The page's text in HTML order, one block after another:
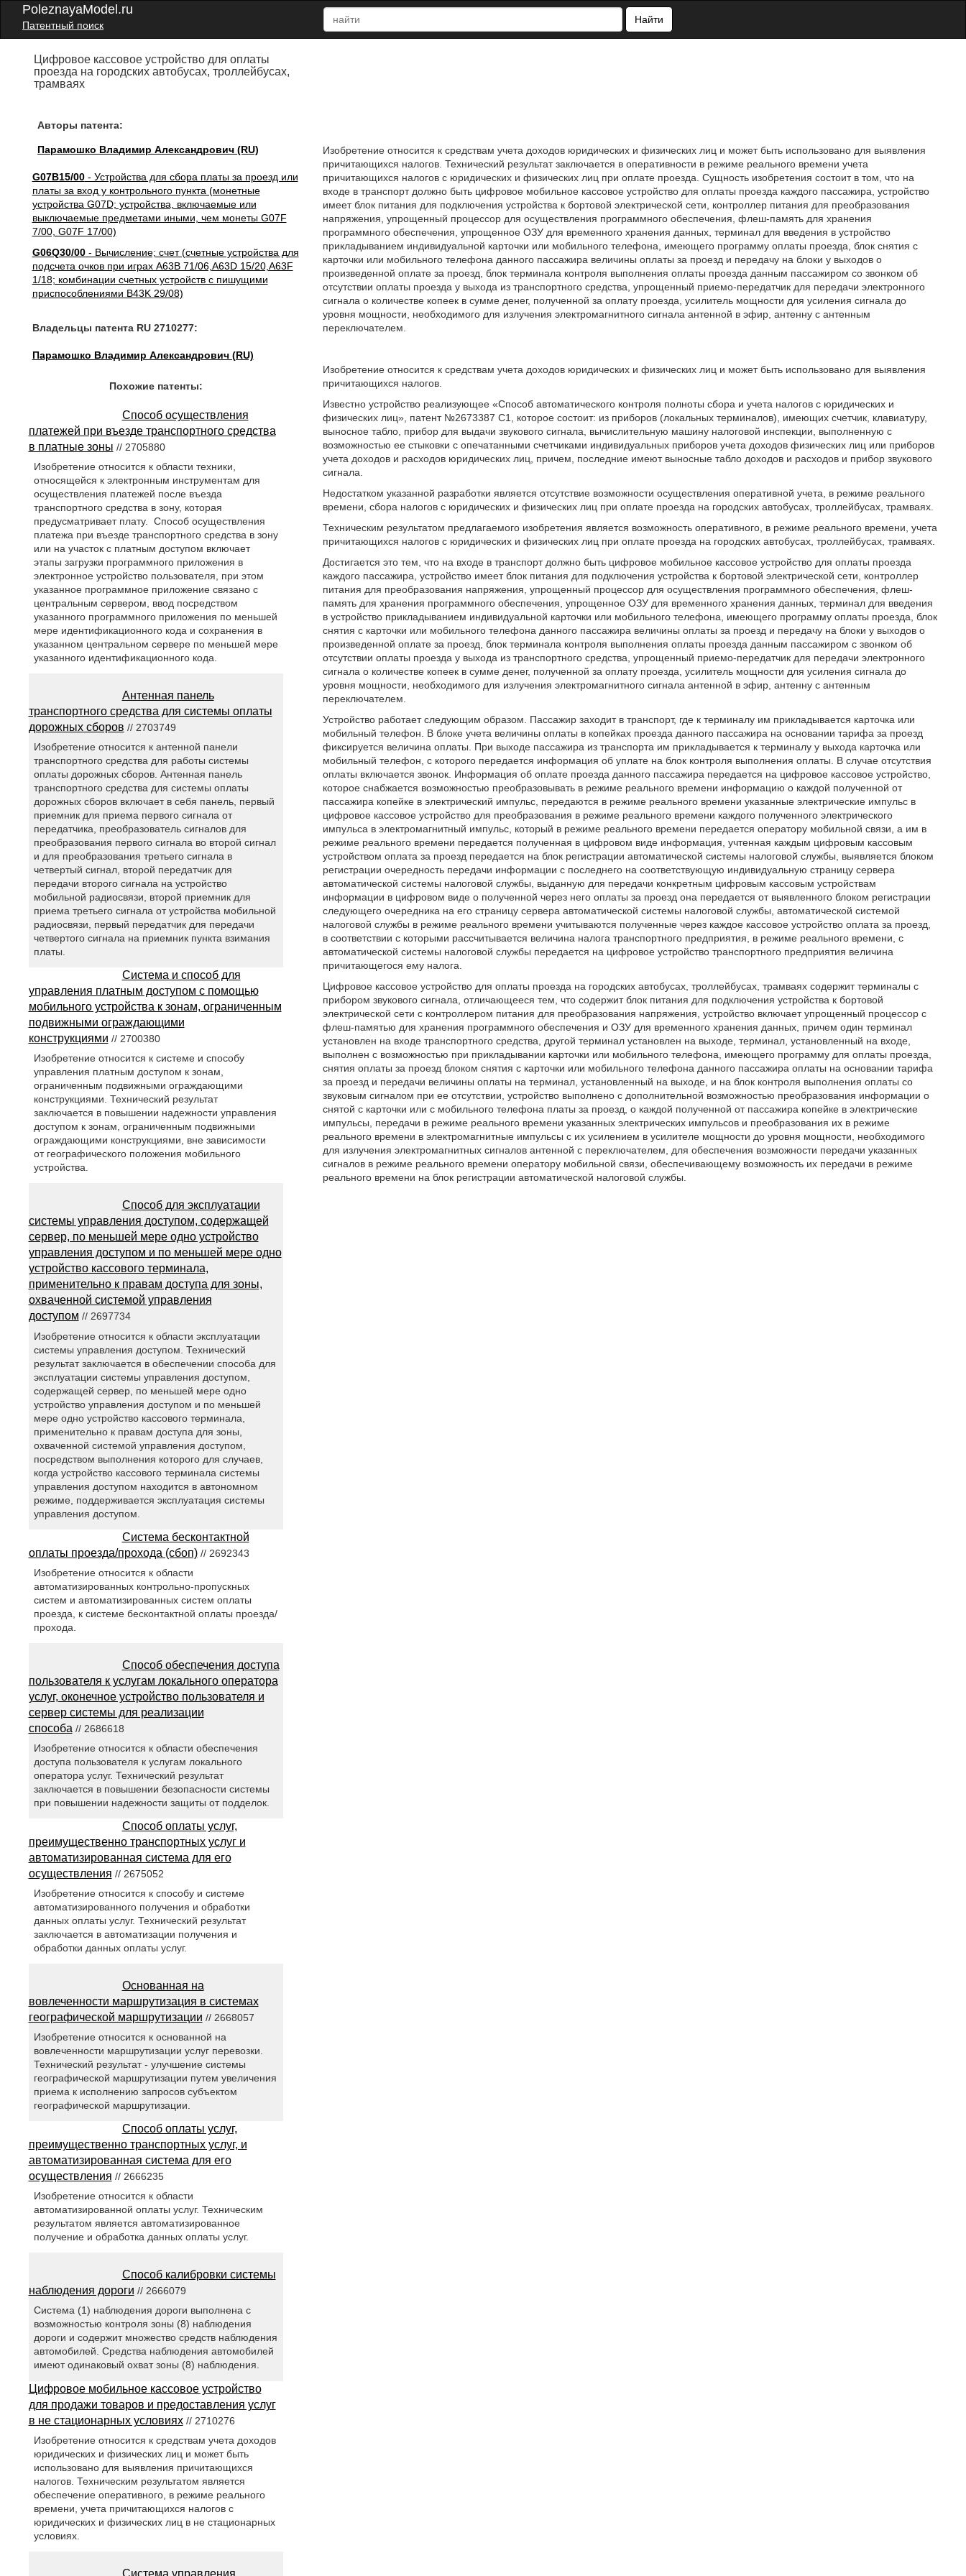
PoleznayaModel.ru
Патентный поиск
Найти
Цифровое кассовое устройство для оплаты
проезда на городских автобусах, троллейбусах,
трамваях
Авторы патента:
Парамошко Владимир Александрович (RU)
G07B15/00- Устройства для сбора платы за проезд или
платы за вход у контрольного пункта (монетные
устройства G07D; устройства, включаемые или
выключаемые предметами иными, чем монеты G07F
7/00, G07F 17/00)
G06Q30/00- Вычисление; счет (счетные устройства для
подсчета очков при играх A63B 71/06,A63D 15/20,A63F
1/18; комбинации счетных устройств с пишущими
приспособлениями B43K 29/08)
Владельцы патента RU 2710277:
Парамошко Владимир Александрович (RU)
Изобретение относится к средствам учета доходов юридических и физических лиц и может быть использовано для выявления
причитающихся налогов. Технический результат заключается в оперативности в режиме реального времени учета
причитающихся налогов с юридических и физических лиц при оплате проезда. Сущность изобретения состоит в том, что на
входе в транспорт должно быть цифровое мобильное кассовое устройство для оплаты проезда каждого пассажира, устройство
имеет блок питания для подключения устройства к бортовой электрической сети, контроллер питания для преобразования
напряжения, упрощенный процессор для осуществления программного обеспечения, флеш-память для хранения
программного обеспечения, упрощенное ОЗУ для временного хранения данных, терминал для введения в устройство
прикладыванием индивидуальной карточки или мобильного телефона, имеющего программу оплаты проезда, блок снятия с
карточки или мобильного телефона данного пассажира величины оплаты за проезд и передачу на блоки у выходов о
произведенной оплате за проезд, блок терминала контроля выполнения оплаты проезда данным пассажиром со звонком об
отсутствии оплаты проезда у выхода из транспортного средства, упрощенный приемо-передатчик для передачи электронного
сигнала о количестве копеек в сумме денег, полученной за оплату проезда, усилитель мощности для усиления сигнала до
уровня мощности, необходимого для излучения электромагнитного сигнала антенной в эфир, антенну с антенным
переключателем.
Изобретение относится к средствам учета доходов юридических и физических лиц и может быть использовано для выявления
причитающихся налогов.
Известно устройство реализующее «Способ автоматического контроля полноты сбора и учета налогов с юридических и
физических лиц», патент №2673387 С1, которое состоит: из приборов (локальных терминалов), имеющих счетчик, клавиатуру,
выносное табло, прибор для выдачи звукового сигнала, вычислительную машину налоговой инспекции, выполненную с
возможностью ее стыковки с опечатанными счетчиками индивидуальных приборов учета доходов физических лиц или приборов
учета доходов и расходов юридических лиц, причем, последние имеют выносные табло доходов и расходов и прибор звукового
сигнала.
Недостатком указанной разработки является отсутствие возможности осуществления оперативной учета, в режиме реального
времени, сбора налогов с юридических и физических лиц при оплате проезда на городских автобусах, троллейбусах, трамваях.
Техническим результатом предлагаемого изобретения является возможность оперативного, в режиме реального времени, учета
причитающихся налогов с юридических и физических лиц при оплате проезда на городских автобусах, троллейбусах, трамваях.
Достигается это тем, что на входе в транспорт должно быть цифровое мобильное кассовое устройство для оплаты проезда
каждого пассажира, устройство имеет блок питания для подключения устройства к бортовой электрической сети, контроллер
питания для преобразования напряжения, упрощенный процессор для осуществления программного обеспечения, флеш-
память для хранения программного обеспечения, упрощенное ОЗУ для временного хранения данных, терминал для введения
в устройство прикладыванием индивидуальной карточки или мобильного телефона, имеющего программу оплаты проезда, блок
снятия с карточки или мобильного телефона данного пассажира величины оплаты за проезд и передачу на блоки у выходов о
произведенной оплате за проезд, блок терминала контроля выполнения оплаты проезда данным пассажиром с звонком об
отсутствии оплаты проезда у выхода из транспортного средства, упрощенный приемо-передатчик для передачи электронного
сигнала о количестве копеек в сумме денег, полученной за оплату проезда, усилитель мощности для усиления сигнала до
уровня мощности, необходимого для излучения электромагнитного сигнала антенной в эфир, антенну с антенным
переключателем.
Устройство работает следующим образом. Пассажир заходит в транспорт, где к терминалу им прикладывается карточка или
мобильный телефон. В блоке учета величины оплаты в копейках проезда данного пассажира на основании тарифа за проезд
фиксируется величина оплаты. При выходе пассажира из транспорта им прикладывается к терминалу у выхода карточка или
мобильный телефон, с которого передается информация об уплате на блок контроля выполнения оплаты. В случае отсутствия
оплаты включается звонок. Информация об оплате проезда данного пассажира передается на цифровое кассовое устройство,
которое снабжается возможностью преобразовывать в режиме реального времени информацию о каждой полученной от
пассажира копейке в электрический импульс, передаются в режиме реального времени указанные электрические импульс в
цифровое кассовое устройство для преобразования в режиме реального времени каждого полученного электрического
импульса в электромагнитный импульс, который в режиме реального времени передается оператору мобильной связи, а им в
режиме реального времени передается полученная в цифровом виде информация, учтенная каждым цифровым кассовым
устройством оплата за проезд передается на блок регистрации автоматической системы налоговой службы, выявляется блоком
регистрации очередность передачи информации с последнего на соответствующую индивидуальную страницу сервера
автоматической системы налоговой службы, выданную для передачи конкретным цифровым кассовым устройствам
информации в цифровом виде о полученной через него оплаты за проезд она передается от выявленного блоком регистрации
следующего очередника на его страницу сервера автоматической системы налоговой службы, автоматической системой
налоговой службы в режиме реального времени учитываются полученные через каждое кассовое устройство оплата за проезд,
в соответствии с которыми рассчитывается величина налога транспортного предприятия, в режиме реального времени, с
автоматической системы налоговой службы передается на цифровое устройство транспортного предприятия величина
причитающегося ему налога.
Цифровое кассовое устройство для оплаты проезда на городских автобусах, троллейбусах, трамваях содержит терминалы с
прибором звукового сигнала, отличающееся тем, что содержит блок питания для подключения устройства к бортовой
электрической сети с контроллером питания для преобразования напряжения, устройство включает упрощенный процессор с
флеш-памятью для хранения программного обеспечения и ОЗУ для временного хранения данных, причем один терминал
установлен на входе транспортного средства, другой терминал установлен на выходе, терминал, установленный на входе,
выполнен с возможностью при прикладывании карточки или мобильного телефона, имеющего программу для оплаты проезда,
снятия оплаты за проезд блоком снятия с карточки или мобильного телефона данного пассажира оплаты на основании тарифа
за проезд и передачи величины оплаты на терминал, установленный на выходе, и на блок контроля выполнения оплаты со
звуковым сигналом при ее отсутствии, устройство выполнено с дополнительной возможностью преобразования информации о
снятой с карточки или с мобильного телефона платы за проезд, о каждой полученной от пассажира копейке в электрические
импульсы, передачи в режиме реального времени указанных электрических импульсов и преобразования их в режиме
реального времени в электромагнитные импульсы с их усилением в усилителе мощности до уровня мощности, необходимого
для излучения электромагнитных сигналов антенной с переключателем, для обеспечения возможности передачи указанных
сигналов в режиме реального времени оператору мобильной связи, обеспечивающему возможность их передачи в режиме
реального времени на блок регистрации автоматической налоговой службы.
Похожие патенты:
Способ осуществления
платежей при въезде транспортного средства
в платные зоны // 2705880
Изобретение относится к области техники,
относящейся к электронным инструментам для
осуществления платежей после въезда
транспортного средства в зону, которая
предусматривает плату. Способ осуществления
платежа при въезде транспортного средства в зону
или на участок с платным доступом включает
этапы загрузки программного приложения в
электронное устройство пользователя, при этом
указанное программное приложение связано с
центральным сервером, ввод посредством
указанного программного приложения по меньшей
мере идентификационного кода и сохранения в
указанном центральном сервере по меньшей мере
указанного идентификационного кода.
Антенная панель
транспортного средства для системы оплаты
дорожных сборов // 2703749
Изобретение относится к антенной панели
транспортного средства для работы системы
оплаты дорожных сборов. Антенная панель
транспортного средства для системы оплаты
дорожных сборов включает в себя панель, первый
приемник для приема первого сигнала от
передатчика, преобразователь сигналов для
преобразования первого сигнала во второй сигнал
и для преобразования третьего сигнала в
четвертый сигнал, второй передатчик для
передачи второго сигнала на устройство
мобильной радиосвязи, второй приемник для
приема третьего сигнала от устройства мобильной
радиосвязи, первый передатчик для передачи
четвертого сигнала на приемник пункта взимания
платы.
Система и способ для
управления платным доступом с помощью
мобильного устройства к зонам, ограниченным
подвижными ограждающими
конструкциями // 2700380
Изобретение относится к системе и способу
управления платным доступом к зонам,
ограниченным подвижными ограждающими
конструкциями. Технический результат
заключается в повышении надежности управления
доступом к зонам, ограниченным подвижными
ограждающими конструкциями, вне зависимости
от географического положения мобильного
устройства.
Способ для эксплуатации
системы управления доступом, содержащей
сервер, по меньшей мере одно устройство
управления доступом и по меньшей мере одно
устройство кассового терминала,
применительно к правам доступа для зоны,
охваченной системой управления
доступом // 2697734
Изобретение относится к области эксплуатации
системы управления доступом. Технический
результат заключается в обеспечении способа для
эксплуатации системы управления доступом,
содержащей сервер, по меньшей мере одно
устройство управления доступом и по меньшей
мере одно устройство кассового терминала,
применительно к правам доступа для зоны,
охваченной системой управления доступом,
посредством выполнения которого для случаев,
когда устройство кассового терминала системы
управления доступом находится в автономном
режиме, поддерживается эксплуатация системы
управления доступом.
Система бесконтактной
оплаты проезда/прохода (сбоп)// 2692343
Изобретение относится к области
автоматизированных контрольно-пропускных
систем и автоматизированных систем оплаты
проезда, к системе бесконтактной оплаты проезда/
прохода.
Способ обеспечения доступа
пользователя к услугам локального оператора
услуг, оконечное устройство пользователя и
сервер системы для реализации
способа // 2686618
Изобретение относится к области обеспечения
доступа пользователя к услугам локального
оператора услуг. Технический результат
заключается в повышении безопасности системы
при повышении надежности защиты от подделок.
Способ оплаты услуг,
преимущественно транспортных услуг и
автоматизированная система для его
осуществления // 2675052
Изобретение относится к способу и системе
автоматизированного получения и обработки
данных оплаты услуг. Технический результат
заключается в автоматизации получения и
обработки данных оплаты услуг.
Основанная на
вовлеченности маршрутизация в системах
географической маршрутизации // 2668057
Изобретение относится к основанной на
вовлеченности маршрутизации услуг перевозки.
Технический результат - улучшение системы
географической маршрутизации путем увеличения
приема к исполнению запросов субъектом
географической маршрутизации.
Способ оплаты услуг,
преимущественно транспортных услуг, и
автоматизированная система для его
осуществления // 2666235
Изобретение относится к области
автоматизированной оплаты услуг. Техническим
результатом является автоматизированное
получение и обработка данных оплаты услуг.
Способ калибровки системы
наблюдения дороги // 2666079
Система (1) наблюдения дороги выполнена с
возможностью контроля зоны (8) наблюдения
дороги и содержит множество средств наблюдения
автомобилей. Средства наблюдения автомобилей
имеют одинаковый охват зоны (8) наблюдения.
Цифровое мобильное кассовое устройство
для продажи товаров и предоставления услуг
в не стационарных условиях// 2710276
Изобретение относится к средствам учета доходов
юридических и физических лиц и может быть
использовано для выявления причитающихся
налогов. Техническим результатом является
обеспечение оперативного, в режиме реального
времени, учета причитающихся налогов с
юридических и физических лиц в не стационарных
условиях.
Система управления